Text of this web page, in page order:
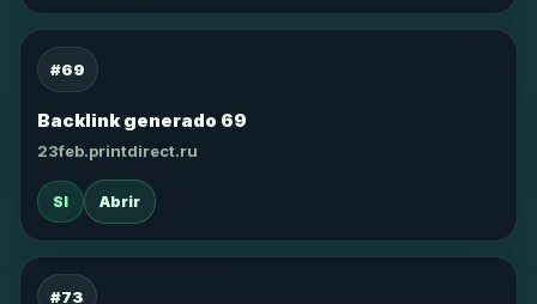
#69
Backlink generado 69
23feb.printdirect.ru
SI Abrir
#73